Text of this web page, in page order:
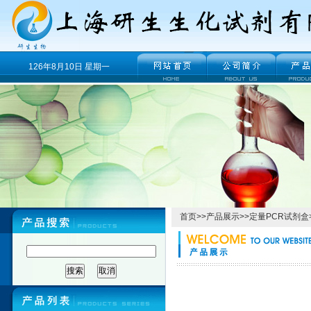
126年8月10日 星期一
首页>>产品展示>>定量PCR试剂盒